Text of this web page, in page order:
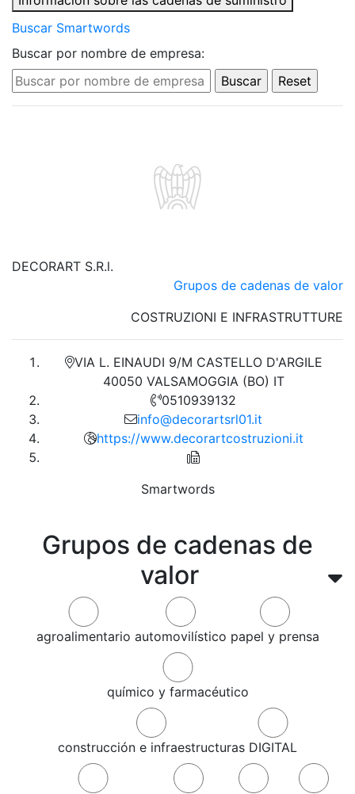
Buscar Smartwords
Buscar por nombre de empresa:
Grupos de cadenas de
valor
agroalimentario automovilístico papel y prensa
químico y farmacéutico
construcción e infraestructuras DIGITAL
DECORART S.R.l.
Grupos de cadenas de valor
COSTRUZIONI E INFRASTRUTTURE
VIA L. EINAUDI 9/M CASTELLO D'ARGILE
40050 VALSAMOGGIA (BO) IT
0510939132
info@decorartsrl01.it
https://www.decorartcostruzioni.it
Smartwords